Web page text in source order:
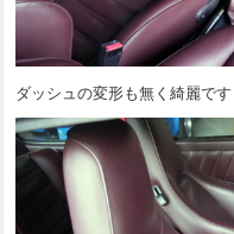
ダッシュの変形も無く綺麗です